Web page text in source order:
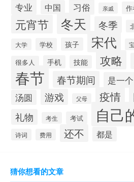
专业 中国 习俗 亲戚
元宵节 冬天 冬季
大学 学校 孩子 宋代
很多人 手机 技能 攻略
春节 春节期间 是一个
汤圆 游戏 父母 疫情
礼物 考生 考试 自己
诗词 费用 还不 都是
猜你想看的文章